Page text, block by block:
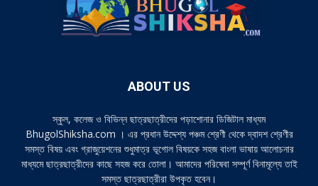
ABOUT US
স্কুল, কলেজ ও বিভিন্ন ছাত্রছাত্রীদের পড়াশোনার ডিজিটাল মাধ্যম
BhugolShiksha.com । এর প্রধান উদ্দেশ্য পঞ্চম শ্রেণী থেকে দ্বাদশ শ্রেণীর
সমস্ত বিষয় এবং গ্রাজুয়েশনের শুধুমাত্র ভূগোল বিষয়কে সহজ বাংলা ভাষায় আলোচনার
মাধ্যমে ছাত্রছাত্রীদের কাছে সহজ করে তোলা। আমাদের পরিষেবা সম্পূর্ণ বিনামূল্যে তাই
সমস্ত ছাত্রছাত্রীরা উপকৃত হবেন।